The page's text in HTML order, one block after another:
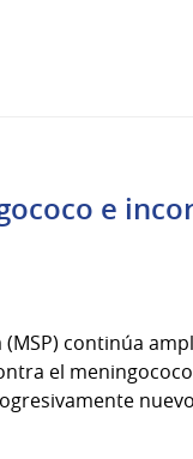
e
continúa
el